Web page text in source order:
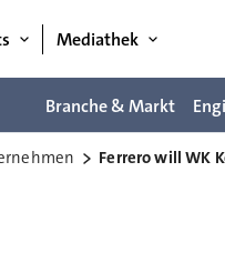
Mediathek
Branche & Markt
Ferrero will WK